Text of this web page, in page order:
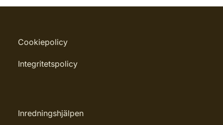
Cookiepolicy
Integritetspolicy
Inredningshjälpen